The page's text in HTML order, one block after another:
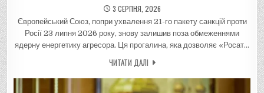
3 СЕРПНЯ, 2026
Європейський Союз, попри ухвалення 21-го пакету санкцій проти
Росії 23 липня 2026 року, знову залишив поза обмеженнями
ядерну енергетику агресора. Ця прогалина, яка дозволяє «Росат…
ЧИТАТИ ДАЛІ